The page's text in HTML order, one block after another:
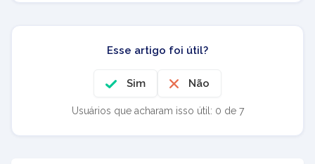
Esse artigo foi útil?
Sim Não
Usuários que acharam isso útil: 0 de 7